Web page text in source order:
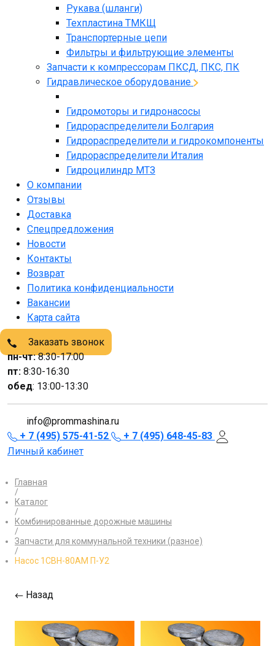
Рукава (шланги)
Техпластина ТМКЩ
Транспортерные цепи
Фильтры и фильтрующие элементы
Запчасти к компрессорам ПКСД, ПКС, ПК
Гидравлическое оборудование
Гидромоторы и гидронасосы
Гидрораспределители Болгария
Гидрораспределители и гидрокомпоненты
Гидрораспределители Италия
Гидроцилиндр МТЗ
О компании
Отзывы
Доставка
Спецпредложения
Новости
Контакты
Возврат
Политика конфиденциальности
Вакансии
Карта сайта
Заказать звонок
пн-чт:8:30-17:00
пт: 8:30-16:30
обед: 13:00-13:30
info@prommashina.ru
+ 7 (495) 575-41-52
+ 7 (495) 648-45-83
Личный кабинет
Главная
/
Каталог
/
Комбинированные дорожные машины
/
Запчасти для коммунальной техники (разное)
/
Насос 1СВН-80АМ П-У2
Назад